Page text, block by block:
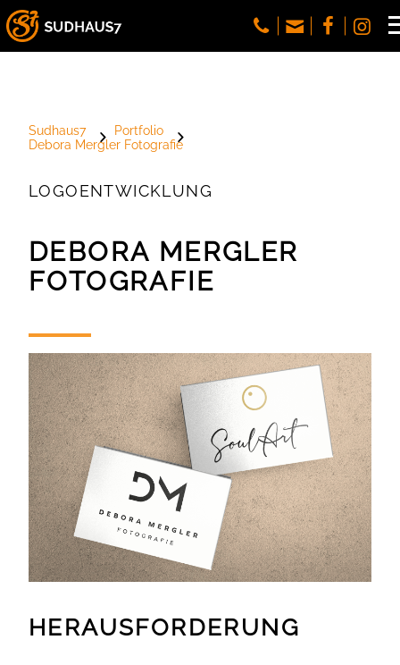
Sudhaus7
Portfolio
Debora Mergler Fotografie
LOGOENTWICKLUNG
DEBORA MERGLER
FOTOGRAFIE
HERAUSFORDERUNG